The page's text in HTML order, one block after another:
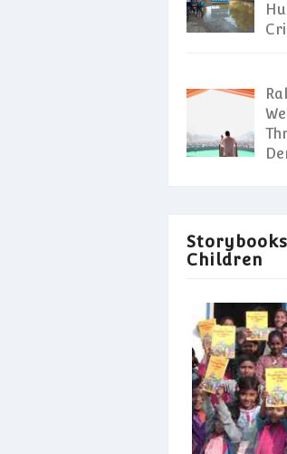
Children